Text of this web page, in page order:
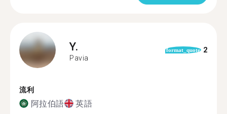
Y.
Pavia
format_quote 2
流利
阿拉伯語 英語